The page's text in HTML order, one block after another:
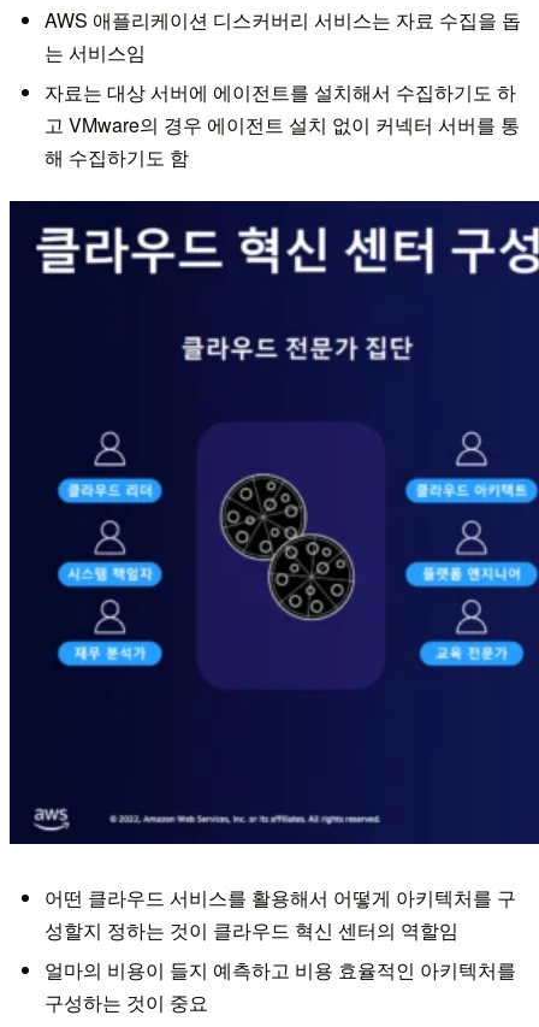
AWS 애플리케이션 디스커버리 서비스는 자료 수집을 돕
는 서비스임
자료는 대상 서버에 에이전트를 설치해서 수집하기도 하
고 VMware의 경우 에이전트 설치 없이 커넥터 서버를 통
해 수집하기도 함
어떤 클라우드 서비스를 활용해서 어떻게 아키텍처를 구
성할지 정하는 것이 클라우드 혁신 센터의 역할임
얼마의 비용이 들지 예측하고 비용 효율적인 아키텍처를
구성하는 것이 중요